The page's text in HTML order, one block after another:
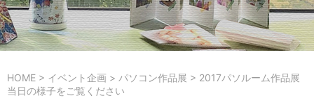
HOME > イベント企画 > パソコン作品展 > 2017パソルーム作品展
当日の様子をご覧ください